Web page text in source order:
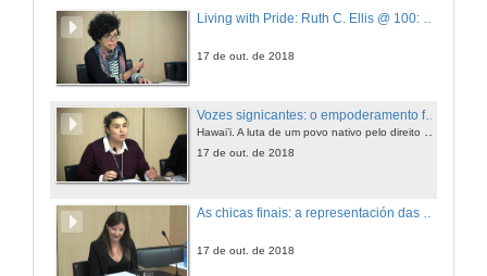
17 de out. de 2018
Vozes signicantes: o empoderamento feminino dentro dos movimentos independentistas no Hawai’i.
17 de out. de 2018
17 de out. de 2018